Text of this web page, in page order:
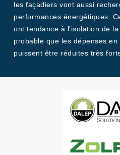
les façadiers vont aussi
performances énergétiques.
ont tendance à l'isolation de
probable que les dépenses
puissent être réduites très